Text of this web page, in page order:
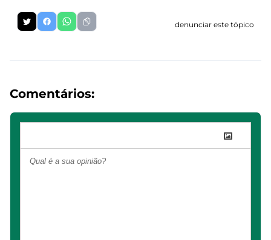
denunciar este tópico
Comentários: